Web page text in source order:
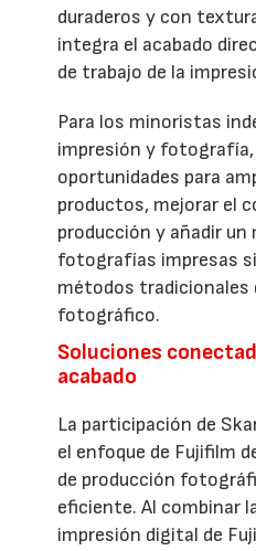
duraderos y con
integra el acabado
de trabajo de la
Para los minoristas
impresión y
oportunidades para
productos, mejorar el
producción y añadir un
fotografías impresas
métodos tradicionales
fotográfico.
Soluciones
acabado
La participación de
el enfoque de Fujifilm
de producción
eficiente. Al combinar
impresión digital de